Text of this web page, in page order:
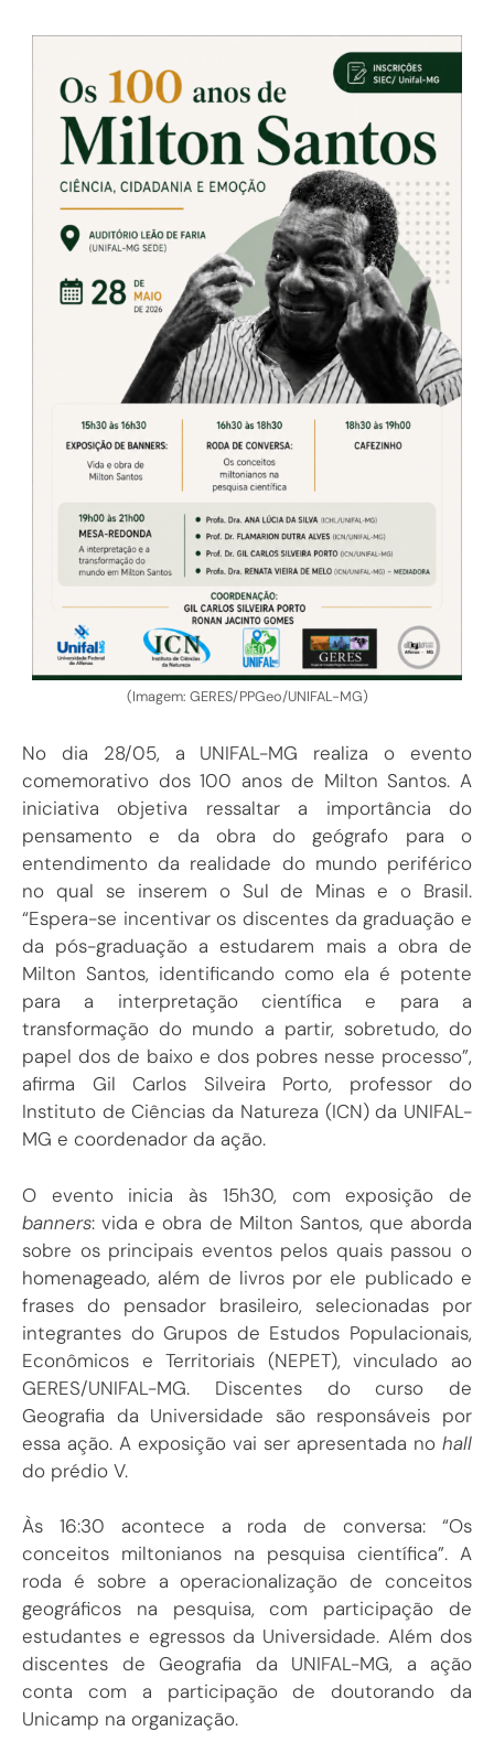
(Imagem: GERES/PPGeo/UNIFAL-MG)
No dia 28/05, a UNIFAL-MG realiza o evento
comemorativo dos 100 anos de Milton Santos. A
iniciativa objetiva ressaltar a importância do
pensamento e da obra do geógrafo para o
entendimento da realidade do mundo periférico
no qual se inserem o Sul de Minas e o Brasil.
“Espera-se incentivar os discentes da graduação e
da pós-graduação a estudarem mais a obra de
Milton Santos, identificando como ela é potente
para a interpretação científica e para a
transformação do mundo a partir, sobretudo, do
papel dos de baixo e dos pobres nesse processo”,
afirma Gil Carlos Silveira Porto, professor do
Instituto de Ciências da Natureza (ICN) da UNIFAL-
MG e coordenador da ação.
O evento inicia às 15h30, com exposição de
banners: vida e obra de Milton Santos, que aborda
sobre os principais eventos pelos quais passou o
homenageado, além de livros por ele publicado e
frases do pensador brasileiro, selecionadas por
integrantes do Grupos de Estudos Populacionais,
Econômicos e Territoriais (NEPET), vinculado ao
GERES/UNIFAL-MG. Discentes do curso de
Geografia da Universidade são responsáveis por
essa ação. A exposição vai ser apresentada no hall
do prédio V.
Às 16:30 acontece a roda de conversa: “Os
conceitos miltonianos na pesquisa científica”. A
roda é sobre a operacionalização de conceitos
geográficos na pesquisa, com participação de
estudantes e egressos da Universidade. Além dos
discentes de Geografia da UNIFAL-MG, a ação
conta com a participação de doutorando da
Unicamp na organização.